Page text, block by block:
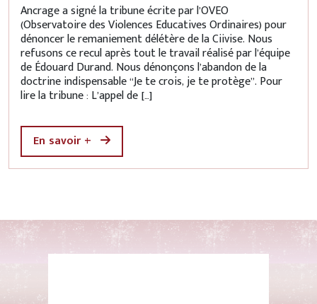
Ancrage a signé la tribune écrite par l’OVEO
(Observatoire des Violences Educatives Ordinaires) pour
dénoncer le remaniement délétère de la Ciivise. Nous
refusons ce recul après tout le travail réalisé par l’équipe
de Édouard Durand. Nous dénonçons l’abandon de la
doctrine indispensable “Je te crois, je te protège”. Pour
lire la tribune : L’appel de […]
En savoir +